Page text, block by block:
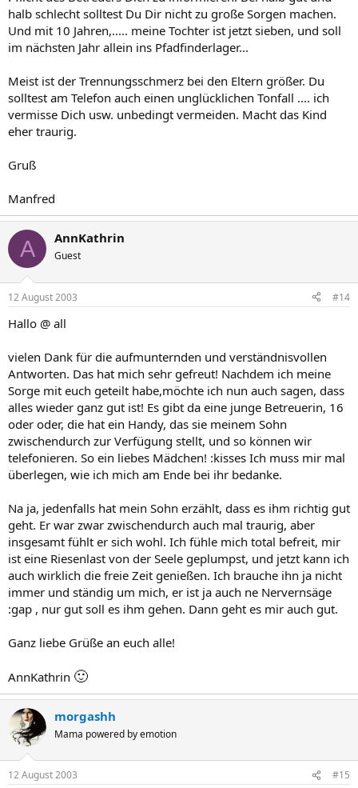
halb schlecht solltest Du Dir nicht zu große Sorgen machen.
Und mit 10 Jahren,..... meine Tochter ist jetzt sieben, und soll
im nächsten Jahr allein ins Pfadfinderlager...
Meist ist der Trennungsschmerz bei den Eltern größer. Du
solltest am Telefon auch einen unglücklichen Tonfall .... ich
vermisse Dich usw. unbedingt vermeiden. Macht das Kind
eher traurig.
Gruß
Manfred
A AnnKathrin
Guest
12 August 2003 #14
Hallo @ all
vielen Dank für die aufmunternden und verständnisvollen
Antworten. Das hat mich sehr gefreut! Nachdem ich meine
Sorge mit euch geteilt habe,möchte ich nun auch sagen, dass
alles wieder ganz gut ist! Es gibt da eine junge Betreuerin, 16
oder oder, die hat ein Handy, das sie meinem Sohn
zwischendurch zur Verfügung stellt, und so können wir
telefonieren. So ein liebes Mädchen! :kisses Ich muss mir mal
überlegen, wie ich mich am Ende bei ihr bedanke.
Na ja, jedenfalls hat mein Sohn erzählt, dass es ihm richtig gut
geht. Er war zwar zwischendurch auch mal traurig, aber
insgesamt fühlt er sich wohl. Ich fühle mich total befreit, mir
ist eine Riesenlast von der Seele geplumpst, und jetzt kann ich
auch wirklich die freie Zeit genießen. Ich brauche ihn ja nicht
immer und ständig um mich, er ist ja auch ne Nervernsäge
:gap , nur gut soll es ihm gehen. Dann geht es mir auch gut.
Ganz liebe Grüße an euch alle!
AnnKathrin 🙂
morgashh
Mama powered by emotion
12 August 2003 #15